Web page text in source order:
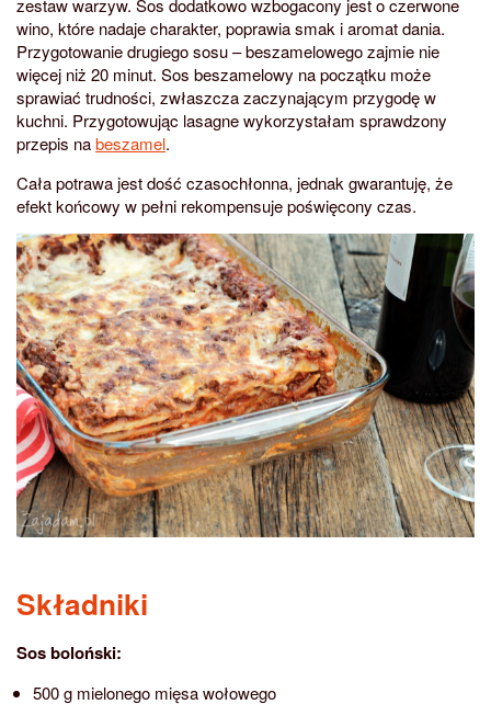
zestaw warzyw. Sos dodatkowo wzbogacony jest o czerwone
wino, które nadaje charakter, poprawia smak i aromat dania.
Przygotowanie drugiego sosu – beszamelowego zajmie nie
więcej niż 20 minut. Sos beszamelowy na początku może
sprawiać trudności, zwłaszcza zaczynającym przygodę w
kuchni. Przygotowując lasagne wykorzystałam sprawdzony
przepis nabeszamel.
Cała potrawa jest dość czasochłonna, jednak gwarantuję, że
efekt końcowy w pełni rekompensuje poświęcony czas.
Składniki
Sos boloński:
500 g mielonego mięsa wołowego